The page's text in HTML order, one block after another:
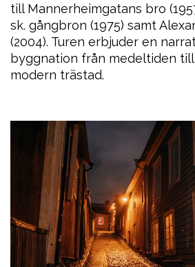
till Mannerheimgatans bro
sk. gångbron (1975) samt
(2004). Turen erbjuder en
byggnation från medeltiden
modern trästad.